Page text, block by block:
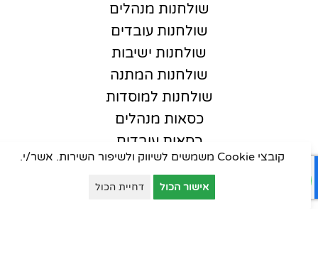
שולחנות מנהלים
שולחנות עובדים
שולחנות ישיבות
שולחנות המתנה
שולחנות למוסדות
כסאות מנהלים
כסאות עובדים
כסאות אורחים
כסאות סטודנט
קובצי Cookie משמשים לשיווק ולשיפור השירות. אשר/י.
אישור הכול דחיית הכול